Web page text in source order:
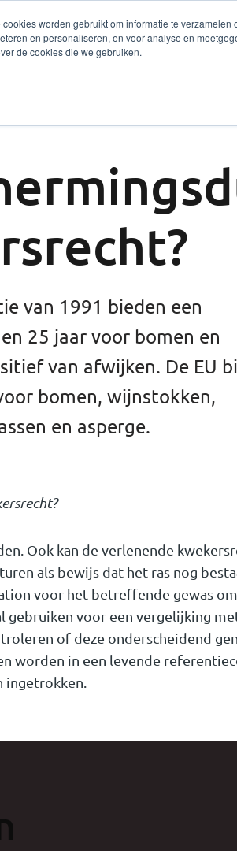
worden gebruikt om informatie te
en personaliseren, en voor analyse en
de cookies die we gebruiken.
Experts
van 1991 bieden een
25 jaar voor bomen en
van afwijken. De EU
bomen, wijnstokken,
en asperge.
Ook kan de verlenende
als bewijs dat het ras nog
voor het betreffende gewas
voor een vergelijking
of deze onderscheidend
worden in een levende
ingetrokken.